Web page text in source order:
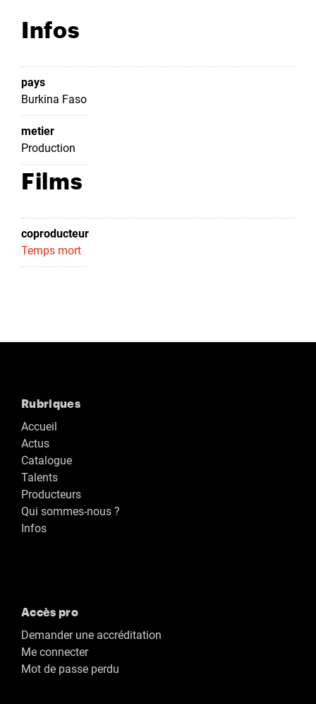
Infos
pays
Burkina Faso
metier
Production
Films
coproducteur
Temps mort
Rubriques
Accueil
Actus
Catalogue
Talents
Producteurs
Qui sommes-nous ?
Infos
Accès pro
Demander une accréditation
Me connecter
Mot de passe perdu